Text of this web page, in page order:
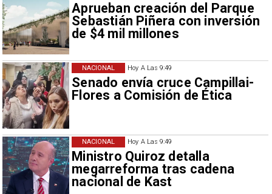
Aprueban creación del Parque
Sebastián Piñera con inversión
de $4 mil millones
Hoy A Las 9:49
Senado envía cruce Campillai-
Flores a Comisión de Ética
NACIONAL
Hoy A Las 9:49
Ministro Quiroz detalla
megarreforma tras cadena
nacional de Kast
NACIONAL